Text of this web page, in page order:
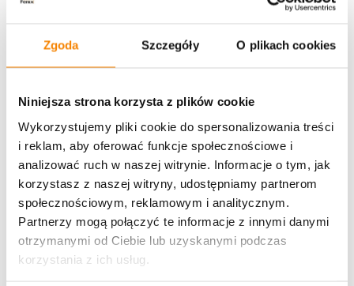
Zgoda Szczegóły O plikach cookies
Niniejsza strona korzysta z plików cookie
Wykorzystujemy pliki cookie do spersonalizowania treści
i reklam, aby oferować funkcje społecznościowe i
analizować ruch w naszej witrynie. Informacje o tym, jak
korzystasz z naszej witryny, udostępniamy partnerom
społecznościowym, reklamowym i analitycznym.
Partnerzy mogą połączyć te informacje z innymi danymi
otrzymanymi od Ciebie lub uzyskanymi podczas
korzystania z ich usług.
Opinie klientów